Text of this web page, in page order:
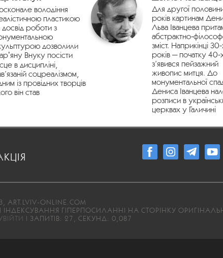
володіння
пластикою
досвід роботи з
дозволили
Внуку посісти
в дисципліні,
соцреалізмом,
із провідних творців
він став
Для другої
років картинам
Льва Іванцева
абстрактно-
зміст. Наприкінці
років — початку 40-
з’явився пейзажний
живопис митця. До
монументальної
Дениса Іванцева
розписи в
церквах у Галичині
ONLINE.COM
ГІПЕРПОСИЛАННІ НА СТОРІНКУ
| ЗАПИТІВ: 27, СЕКУНД: 0,087